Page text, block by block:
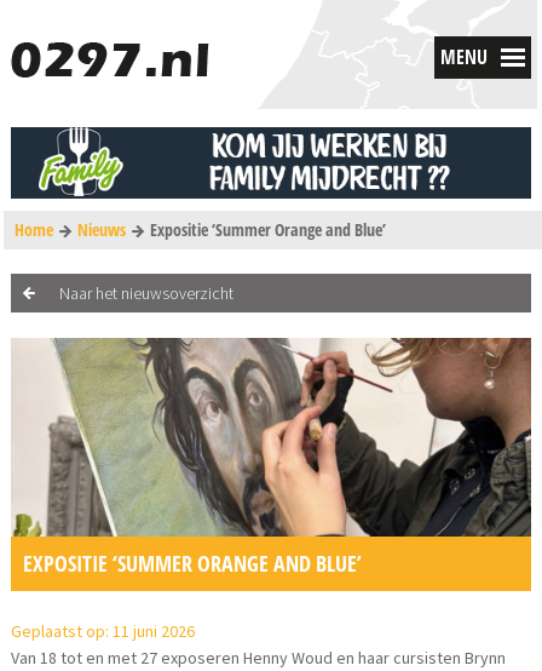
MENU
Home Nieuws Expositie ‘Summer Orange and Blue’
Naar het nieuwsoverzicht
EXPOSITIE ‘SUMMER ORANGE AND BLUE’
Geplaatst op: 11 juni 2026
Van 18 tot en met 27 exposeren Henny Woud en haar cursisten Brynn